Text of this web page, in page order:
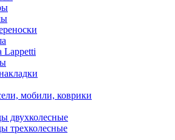
Lappetti
мобили, коврики
двухколесные
трехколесные